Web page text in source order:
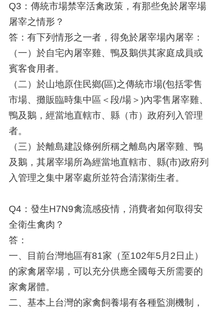
Q3：傳統市場禁宰活禽政策，有那些免於屠宰場
屠宰之情形？
答：有下列情形之一者，得免於屠宰場內屠宰：
（一）於自宅內屠宰雞、鴨及鵝供其家庭成員或
賓客食用者。
（二）於山地原住民鄉(區)之傳統市場(包括零售
市場、攤販臨時集中區＜段/場＞)內零售屠宰雞、
鴨及鵝，經當地直轄市、縣（市）政府列入管理
者。
（三）於離島建設條例所稱之離島內屠宰雞、鴨
及鵝，其屠宰場所為經當地直轄市、縣(市)政府列
入管理之集中屠宰處所並符合清潔衛生者。
Q4：發生H7N9禽流感疫情，消費者如何取得安
全衛生禽肉？
答：
一、目前台灣地區有81家（至102年5月2日止）
的家禽屠宰場，可以充分供應全國每天所需要的
家禽屠體。
二、基本上台灣的家禽飼養場有各種監測機制，